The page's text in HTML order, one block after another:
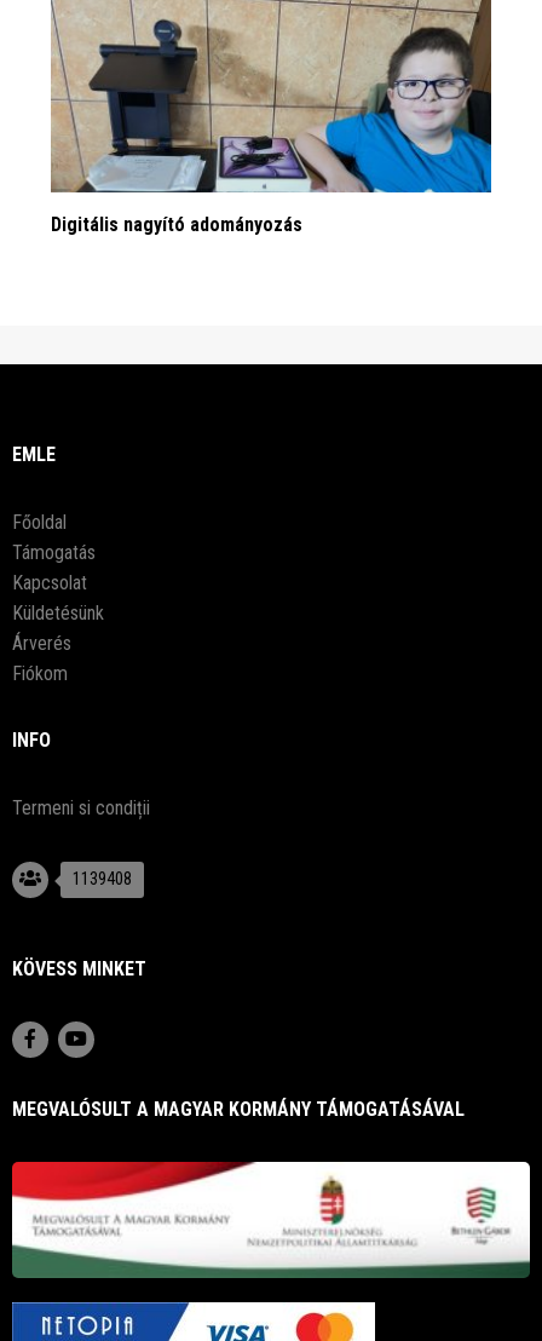
Digitális nagyító adományozás
EMLE
Főoldal
Támogatás
Kapcsolat
Küldetésünk
Árverés
Fiókom
INFO
Termeni si condiții
1139408
KÖVESS MINKET
MEGVALÓSULT A MAGYAR KORMÁNY TÁMOGATÁSÁVAL